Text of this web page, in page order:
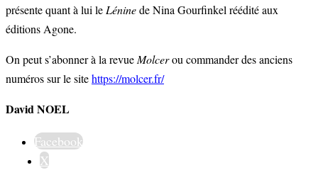
présente quant à lui le Léninede Nina Gourfinkel réédité aux
éditions Agone.
On peut s’abonner à la revue Molcerou commander des anciens
numéros sur le sitehttps://molcer.fr/
David NOEL
Facebook
X